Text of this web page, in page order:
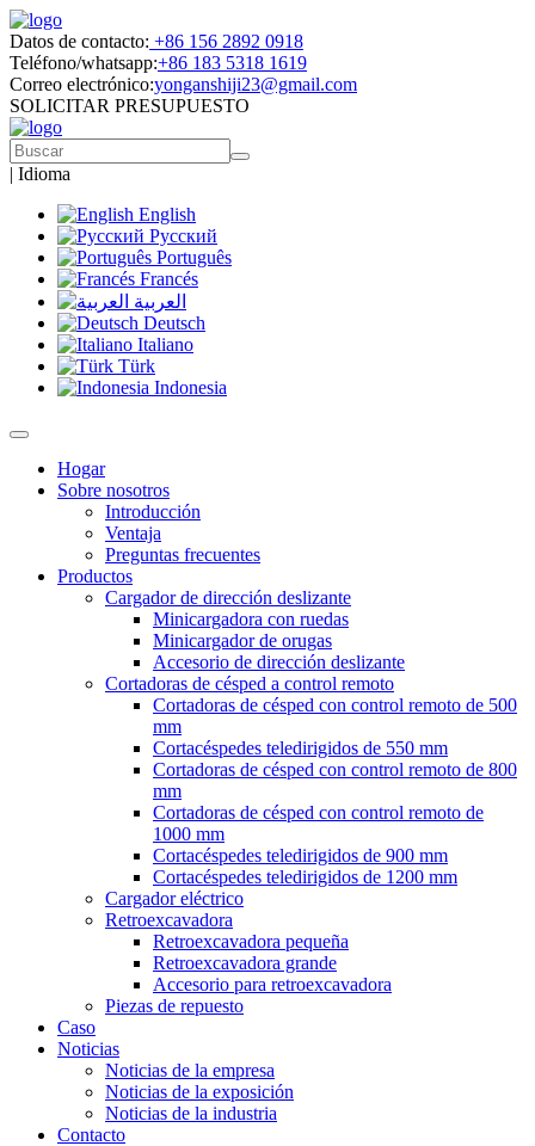
Datos de contacto: +86 156 2892 0918
Teléfono/whatsapp:+86 183 5318 1619
Correo electrónico:yonganshiji23@gmail.com
SOLICITAR PRESUPUESTO
| Idioma
English
Русский
Português
Francés
العربية
Deutsch
Italiano
Türk
Indonesia
Hogar
Sobre nosotros
Introducción
Ventaja
Preguntas frecuentes
Productos
Cargador de dirección deslizante
Minicargadora con ruedas
Minicargador de orugas
Accesorio de dirección deslizante
Cortadoras de césped a control remoto
Cortadoras de césped con control remoto de 500
mm
Cortacéspedes teledirigidos de 550 mm
Cortadoras de césped con control remoto de 800
mm
Cortadoras de césped con control remoto de
1000 mm
Cortacéspedes teledirigidos de 900 mm
Cortacéspedes teledirigidos de 1200 mm
Cargador eléctrico
Retroexcavadora
Retroexcavadora pequeña
Retroexcavadora grande
Accesorio para retroexcavadora
Piezas de repuesto
Caso
Noticias
Noticias de la empresa
Noticias de la exposición
Noticias de la industria
Contacto